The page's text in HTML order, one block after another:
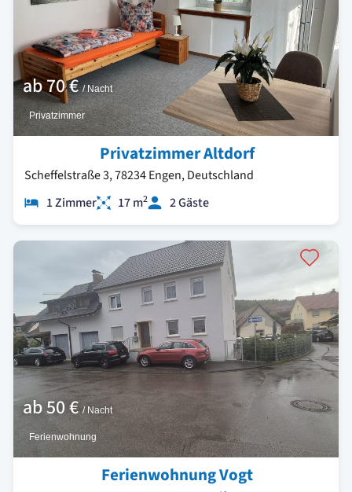
ab70 € / Nacht
Privatzimmer
Privatzimmer Altdorf
Scheffelstraße 3, 78234 Engen, Deutschland
1 Zimmer
17 m2 2 Gäste
ab50 € / Nacht
Ferienwohnung
Ferienwohnung Vogt